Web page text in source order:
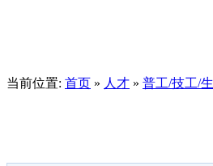
当前位置: 首页 » 人才 » 普工/技工/